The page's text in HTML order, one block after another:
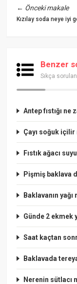
← Önceki makale
Kızılay soda neye iyi
Benzer
Sıkça
Antep fıstığı ne
Çayı soğuk içilir
Fıstık ağacı
Pişmiş baklava
Baklavanın
Günde 2 ekmek
Saat kaçtan
Baklavada
Nerenin sütlacı